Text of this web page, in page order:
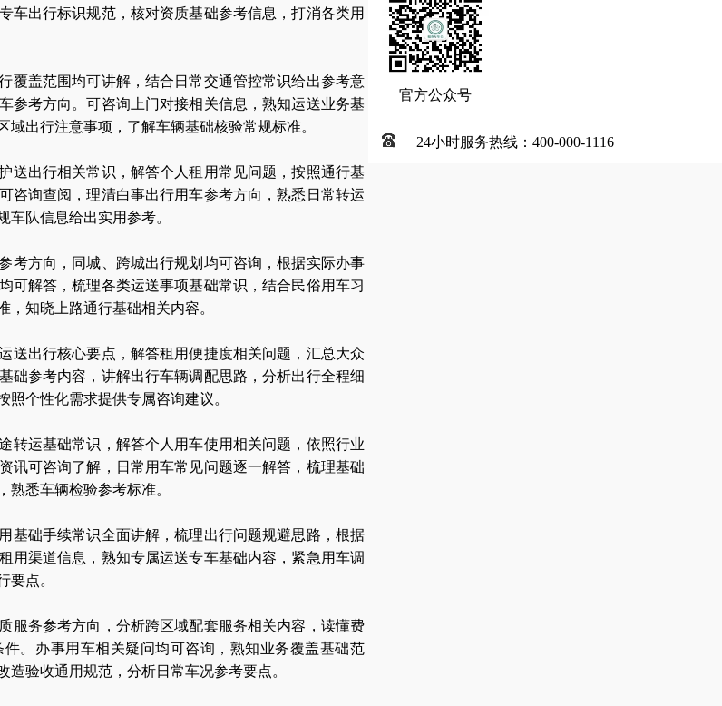
车出行标识规范，核对资质基础参考信息，打消各类用
覆盖范围均可讲解，结合日常交通管控常识给出参考意
参考方向。可咨询上门对接相关信息，熟知运送业务基
出行注意事项，了解车辆基础核验常规标准。
送出行相关常识，解答个人租用常见问题，按照通行基
咨询查阅，理清白事出行用车参考方向，熟悉日常转运
队信息给出实用参考。
考方向，同城、跨城出行规划均可咨询，根据实际办事
可解答，梳理各类运送事项基础常识，结合民俗用车习
知晓上路通行基础相关内容。
送出行核心要点，解答租用便捷度相关问题，汇总大众
础参考内容，讲解出行车辆调配思路，分析出行全程细
个性化需求提供专属咨询建议。
转运基础常识，解答个人用车使用相关问题，依照行业
讯可咨询了解，日常用车常见问题逐一解答，梳理基础
悉车辆检验参考标准。
基础手续常识全面讲解，梳理出行问题规避思路，根据
用渠道信息，熟知专属运送专车基础内容，紧急用车调
要点。
服务参考方向，分析跨区域配套服务相关内容，读懂费
。办事用车相关疑问均可咨询，熟知业务覆盖基础范
验收通用规范，分析日常车况参考要点。
官方公众号
24小时服务热线：400-000-1116